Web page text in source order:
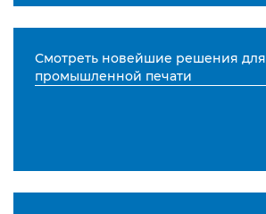
Смотреть новейшие решения для
промышленной печати